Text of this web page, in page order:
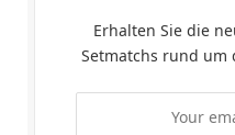
Erhalten Sie die
Setmatchs rund um